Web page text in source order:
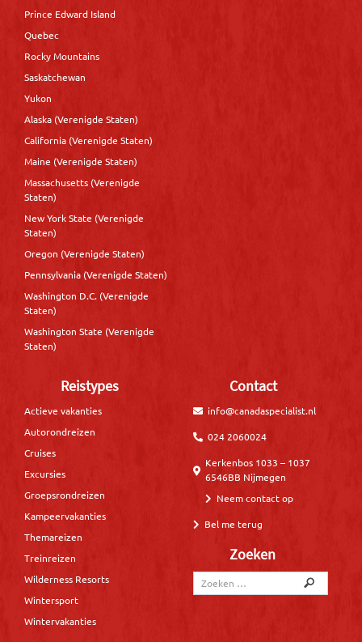
Prince Edward Island
Quebec
Rocky Mountains
Saskatchewan
Yukon
Alaska (Verenigde Staten)
California (Verenigde Staten)
Maine (Verenigde Staten)
Massachusetts (Verenigde
Staten)
New York State (Verenigde
Staten)
Oregon (Verenigde Staten)
Pennsylvania (Verenigde Staten)
Washington D.C. (Verenigde
Staten)
Washington State (Verenigde
Staten)
Reistypes
Actieve vakanties
Autorondreizen
Cruises
Excursies
Groepsrondreizen
Kampeervakanties
Themareizen
Treinreizen
Wilderness Resorts
Wintersport
Wintervakanties
Contact
info@canadaspecialist.nl
024 2060024
Kerkenbos 1033 – 1037
6546BB Nijmegen
Neem contact op
Bel me terug
Zoeken